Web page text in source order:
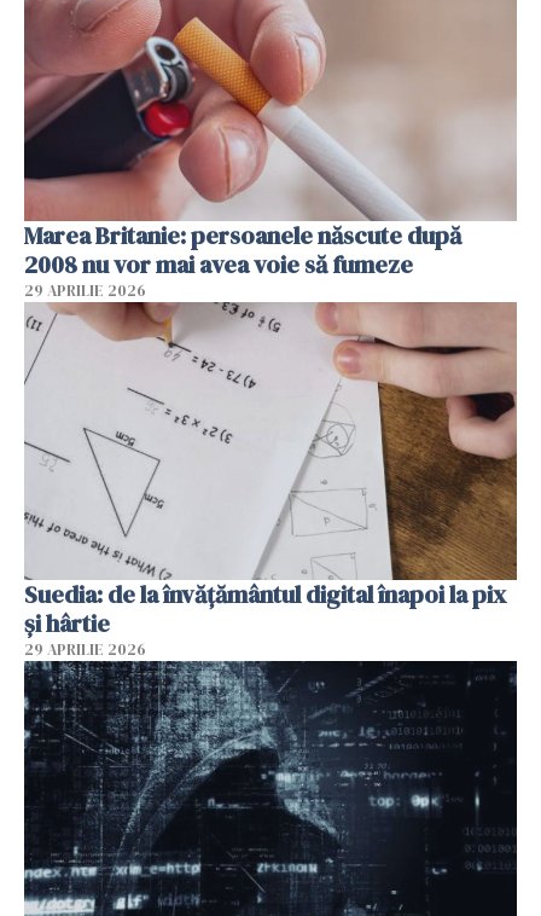
Marea Britanie: persoanele născute după
2008 nu vor mai avea voie să fumeze
29 APRILIE 2026
Suedia: de la învățământul digital înapoi la pix
și hârtie
29 APRILIE 2026